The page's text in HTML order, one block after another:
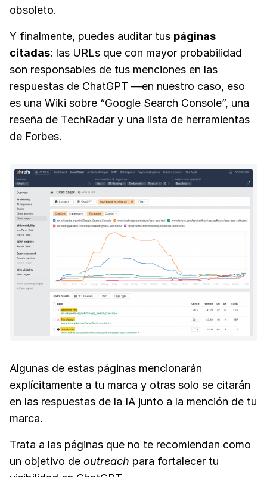
obsoleto.
Y finalmente, puedes auditar tus páginas
citadas: las URLs que con mayor probabilidad
son responsables de tus menciones en las
respuestas de ChatGPT —en nuestro caso, eso
es una Wiki sobre “Google Search Console”, una
reseña de TechRadar y una lista de herramientas
de Forbes.
Algunas de estas páginas mencionarán
explícitamente a tu marca y otras solo se citarán
en las respuestas de la IA junto a la mención de tu
marca.
Trata a las páginas que no te recomiendan como
un objetivo de outreach para fortalecer tu